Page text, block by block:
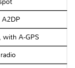
A2DP
with A-GPS